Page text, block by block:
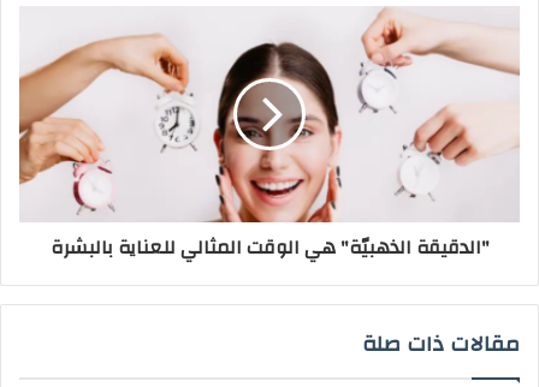
"الدقيقة الذهبيّة" هي الوقت المثالي للعناية بالبشرة
مقالات ذات صلة